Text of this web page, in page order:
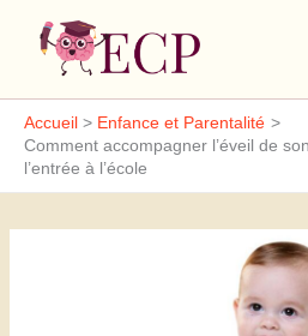
Accueil
Enfance et Parentalité
Comment accompagner l’éveil de
l’entrée à l’école